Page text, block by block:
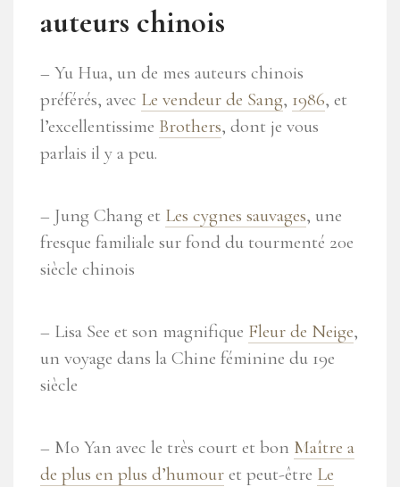
auteurs chinois
– Yu Hua, un de mes auteurs chinois
préférés, avec Le vendeur de Sang, 1986, et
l’excellentissime Brothers, dont je vous
parlais il y a peu.
– Jung Chang et Les cygnes sauvages, une
fresque familiale sur fond du tourmenté 20e
siècle chinois
– Lisa See et son magnifique Fleur de Neige,
un voyage dans la Chine féminine du 19e
siècle
– Mo Yan avec le très court et bon Maître a
de plus en plus d’humour et peut-être Le